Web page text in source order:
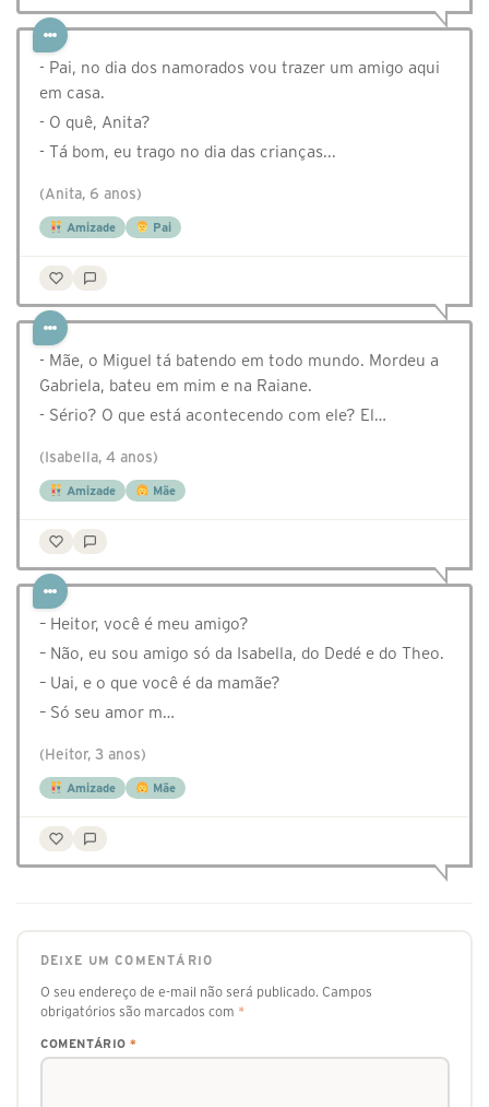
- Pai, no dia dos namorados vou trazer um amigo aqui
em casa.
- O quê, Anita?
- Tá bom, eu trago no dia das crianças...
(Anita, 6 anos)
Amizade Pai
- Mãe, o Miguel tá batendo em todo mundo. Mordeu a
Gabriela, bateu em mim e na Raiane.
- Sério? O que está acontecendo com ele? El…
(Isabella, 4 anos)
Amizade Mãe
– Heitor, você é meu amigo?
– Não, eu sou amigo só da Isabella, do Dedé e do Theo.
– Uai, e o que você é da mamãe?
– Só seu amor m…
(Heitor, 3 anos)
Amizade Mãe
DEIXE UM COMENTÁRIO
O seu endereço de e-mail não será publicado. Campos
obrigatórios são marcados com *
COMENTÁRIO *